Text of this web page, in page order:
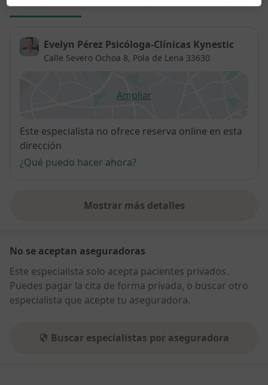
Evelyn Pérez Psicóloga-Clínicas Kynestic
Calle Severo Ochoa 8, Pola de Lena 33630
Ampliarse abre en una nueva
Disponibilidad
Este especialista no ofrece reserva online en esta
dirección
¿Qué puedo hacer ahora?
Mostrar más detalles
sobre la dirección
No se aceptan aseguradoras
Este especialista solo acepta pacientes privados.
Puedes pagar la cita de forma privada, o buscar otro
especialista que acepte tu aseguradora.
Buscar especialistas por aseguradora